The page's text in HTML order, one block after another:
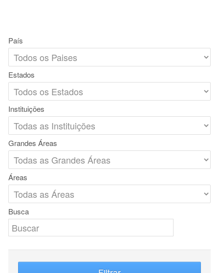
País
Estados
Instituições
Grandes Áreas
Áreas
Busca